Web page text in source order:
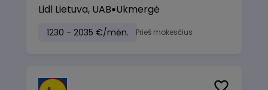
Lidl Lietuva, UAB Ukmergė
1230 - 2035 €/mėn. Prieš mokesčius